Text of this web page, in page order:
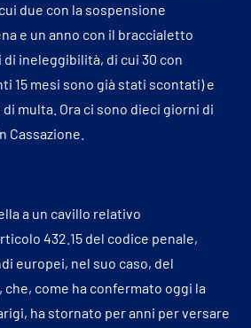
due con la sospensione
e un anno con il braccialetto
ineleggibilità, di cui 30 con
15 mesi sono già stati scontati) e
multa. Ora ci sono dieci giorni di
Cassazione.
a un cavillo relativo
432.15 del codice penale,
europei, nel suo caso, del
come ha confermato oggi la
ha stornato per anni per versare